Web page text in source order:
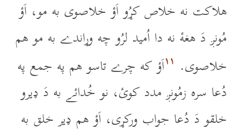
هلاکت نه خلاص کړُو اَؤ خلاصوى به مو، اَؤ
مُونږ دَ هغۀ نه دا اُميد لرُو چه وړاندے به مو هم
خلاصوى. ۱۱اَؤ که چرے تاسو هم په جمع په
دُعا سره زمُونږ مدد کوئ، نو خُدائے به دَ ډيرو
خلقو دَ دُعا جواب ورکړى، اَؤ هم ډير خلق به